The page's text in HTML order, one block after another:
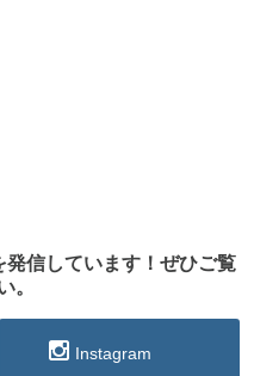
信しています！ぜひご覧
。
Instagram